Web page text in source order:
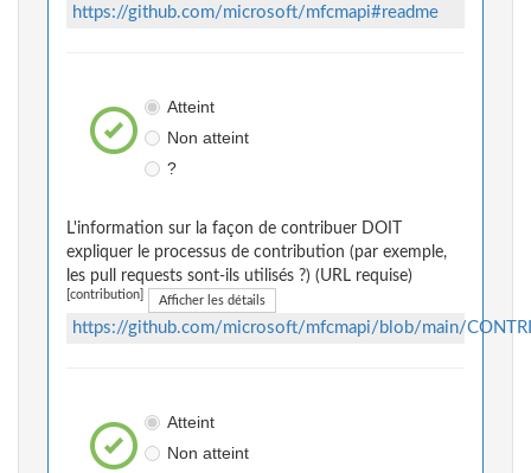
https://github.com/microsoft/mfcmapi#readme
Atteint
Non atteint
?
L'information sur la façon de contribuer DOIT
expliquer le processus de contribution (par exemple,
les pull requests sont-ils utilisés ?) (URL requise)
[contribution] Afficher les détails
https://github.com/microsoft/mfcmapi/blob/main/
Atteint
Non atteint